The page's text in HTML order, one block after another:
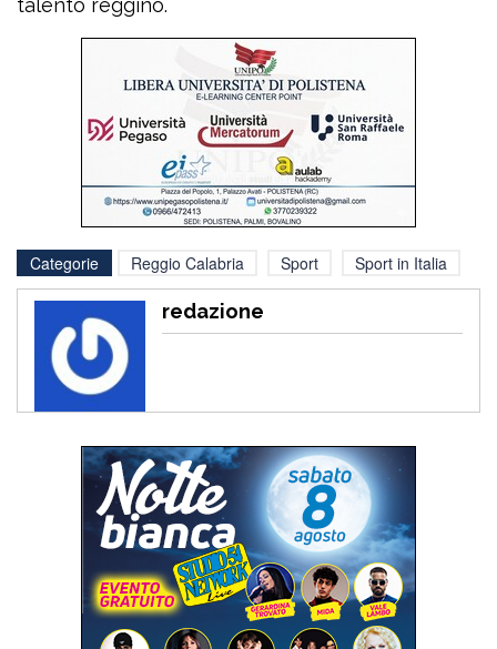
talento reggino.
Categorie Reggio Calabria Sport Sport in Italia
redazione